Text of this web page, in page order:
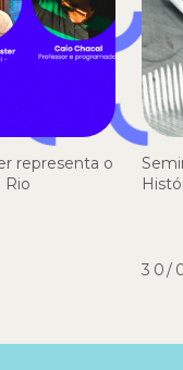
representa o
30/